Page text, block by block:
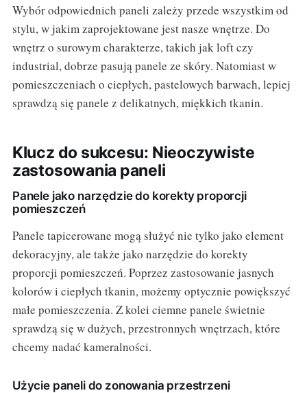
Wybór odpowiednich paneli zależy przede wszystkim od
stylu, w jakim zaprojektowane jest nasze wnętrze. Do
wnętrz o surowym charakterze, takich jak loft czy
industrial, dobrze pasują panele ze skóry. Natomiast w
pomieszczeniach o ciepłych, pastelowych barwach, lepiej
sprawdzą się panele z delikatnych, miękkich tkanin.
Klucz do sukcesu: Nieoczywiste
zastosowania paneli
Panele jako narzędzie do korekty proporcji
pomieszczeń
Panele tapicerowane mogą służyć nie tylko jako element
dekoracyjny, ale także jako narzędzie do korekty
proporcji pomieszczeń. Poprzez zastosowanie jasnych
kolorów i ciepłych tkanin, możemy optycznie powiększyć
małe pomieszczenia. Z kolei ciemne panele świetnie
sprawdzą się w dużych, przestronnych wnętrzach, które
chcemy nadać kameralności.
Użycie paneli do zonowania przestrzeni